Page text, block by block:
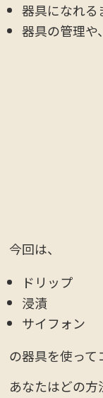
器具になれる
器具の管理や
今回は、
ドリップ
浸漬
サイフォン
の器具を使って
あなたはどの